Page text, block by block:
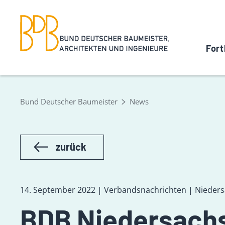
Bund Deutscher Baumeister News
zurück
14. September 2022 | Verbandsnachrichten |